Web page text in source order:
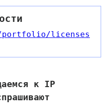
/licenses
к IP